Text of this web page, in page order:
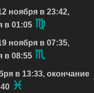
ноября в 23:42,
в 01:05 ♍
ноября в 07:35,
в 08:55 ♏
в 13:33, окончание
♓